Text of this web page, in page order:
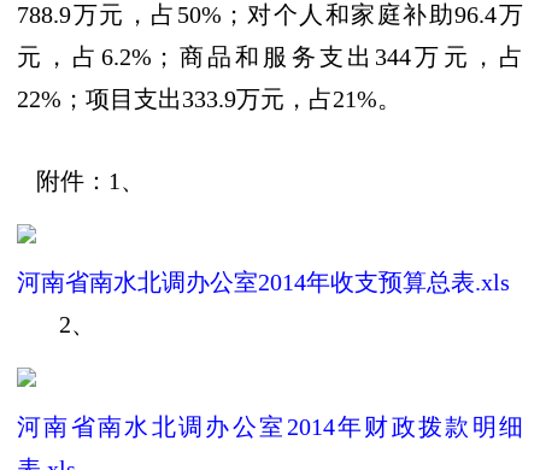
788.9万元，占 50% ；对个人和家庭补助96.4万
元，占 6.2% ；商品和服务支出 344万元，占
22% ；项目支出333.9万元，占21%。
附件： 1 、
河南省南水北调办公室2014年收支预算总表.xls
2、
河南省南水北调办公室2014年财政拨款明细